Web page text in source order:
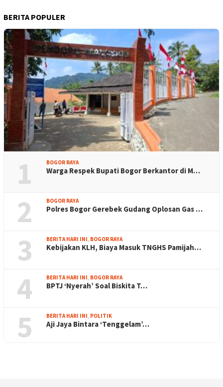
BERITA POPULER
1 BOGOR RAYA
Warga Respek Bupati Bogor Berkantor di M…
2 BOGOR RAYA
Polres Bogor Gerebek Gudang Oplosan Gas …
3 BERITA HARI INI, BOGOR RAYA
Kebijakan KLH, Biaya Masuk TNGHS Pamijah…
4 BERITA HARI INI, BOGOR RAYA
BPTJ ‘Nyerah’ Soal Biskita T…
5 BERITA HARI INI, POLITIK
Aji Jaya Bintara ‘Tenggelam’…